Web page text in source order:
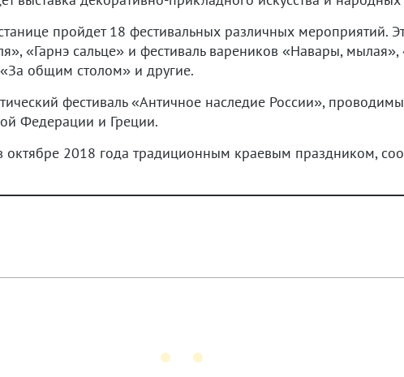
пройдет 18 фестивальных различных мероприятий.
«Гарнэ сальце» и фестиваль вареников «Навары,
общим столом» и другие.
фестиваль «Античное наследие России»,
Федерации и Греции.
октябре 2018 года традиционным краевым праздником,